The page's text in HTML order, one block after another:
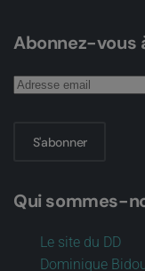
Abonnez-vous
S'abonner
Qui sommes-
Le site du DD
Dominique